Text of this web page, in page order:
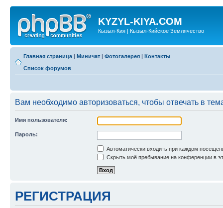
KYZYL-KIYA.COM
Кызыл-Кия | Кызыл-Кийское Землячество
Главная страница | Миничат | Фотогалерея | Контакты
Список форумов
Вам необходимо авторизоваться, чтобы отвечать в
Имя пользователя:
Пароль:
Автоматически входить при каждом
Скрыть моё пребывание на конференции в
РЕГИСТРАЦИЯ